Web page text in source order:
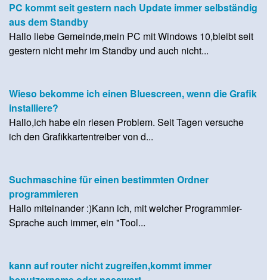
PC kommt seit gestern nach Update immer selbständig
aus dem Standby
Hallo liebe Gemeinde,mein PC mit Windows 10,bleibt seit
gestern nicht mehr im Standby und auch nicht...
Wieso bekomme ich einen Bluescreen, wenn die Grafik
installiere?
Hallo,ich habe ein riesen Problem. Seit Tagen versuche
ich den Grafikkartentreiber von d...
Suchmaschine für einen bestimmten Ordner
programmieren
Hallo miteinander :)Kann ich, mit welcher Programmier-
Sprache auch immer, ein "Tool...
kann auf router nicht zugreifen,kommt immer